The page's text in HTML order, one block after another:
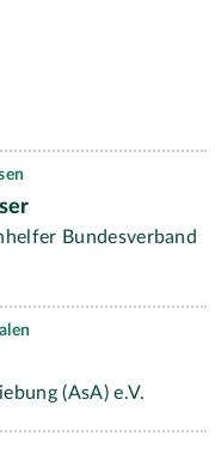
Bundesverband
(AsA) e.V.